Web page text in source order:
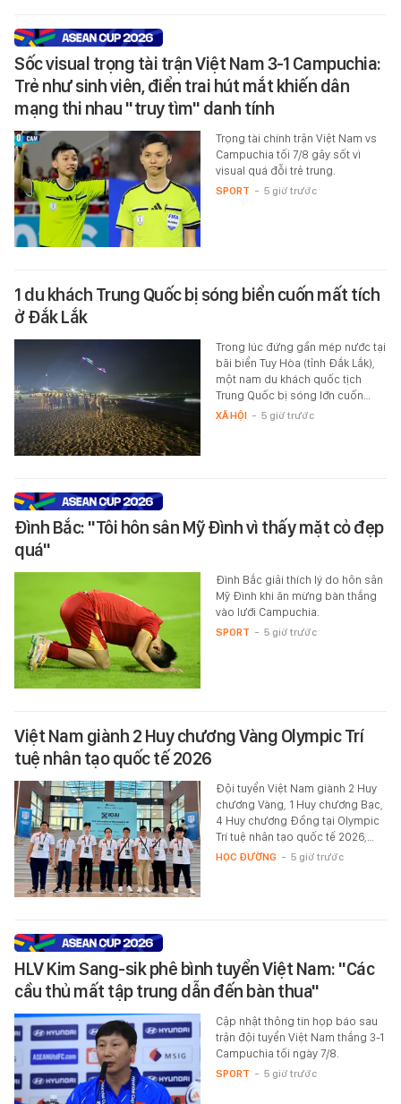
Sốc visual trọng tài trận Việt Nam 3-1 Campuchia:
Trẻ như sinh viên, điển trai hút mắt khiến dân
mạng thi nhau "truy tìm" danh tính
Trọng tài chính trận Việt Nam vs
Campuchia tối 7/8 gây sốt vì
visual quá đỗi trẻ trung.
SPORT - 5 giờ trước
1 du khách Trung Quốc bị sóng biển cuốn mất tích
ở Đắk Lắk
Trong lúc đứng gần mép nước tại
bãi biển Tuy Hòa (tỉnh Đắk Lắk),
một nam du khách quốc tịch
Trung Quốc bị sóng lớn cuốn…
XÃ HỘI - 5 giờ trước
Đình Bắc: "Tôi hôn sân Mỹ Đình vì thấy mặt cỏ đẹp
quá"
Đình Bắc giải thích lý do hôn sân
Mỹ Đình khi ăn mừng bàn thắng
vào lưới Campuchia.
SPORT - 5 giờ trước
Việt Nam giành 2 Huy chương Vàng Olympic Trí
tuệ nhân tạo quốc tế 2026
Đội tuyển Việt Nam giành 2 Huy
chương Vàng, 1 Huy chương Bạc,
4 Huy chương Đồng tại Olympic
Trí tuệ nhân tạo quốc tế 2026,…
HỌC ĐƯỜNG - 5 giờ trước
HLV Kim Sang-sik phê bình tuyển Việt Nam: "Các
cầu thủ mất tập trung dẫn đến bàn thua"
Cập nhật thông tin họp báo sau
trận đội tuyển Việt Nam thắng 3-1
Campuchia tối ngày 7/8.
SPORT - 5 giờ trước